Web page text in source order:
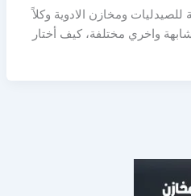
للصيدليات ومخازن الادوية وكلاً
واخري مختلفة، كيف أختار